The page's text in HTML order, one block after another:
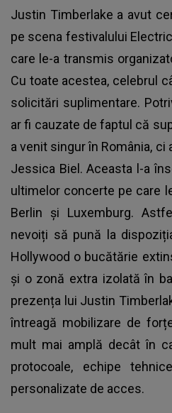
Justin Timberlake a avut
pe scena festivalului
care le-a transmis
Cu toate acestea, celebrul
solicitări suplimentare.
ar fi cauzate de faptul că
a venit singur în România, ci
Jessica Biel. Aceasta l-a
ultimelor concerte pe care
Berlin și Luxemburg.
nevoiți să pună la
Hollywood o bucătărie
și o zonă extra izolată în
prezența lui Justin
întreagă mobilizare de
mult mai amplă decât în
protocoale, echipe
personalizate de acces.